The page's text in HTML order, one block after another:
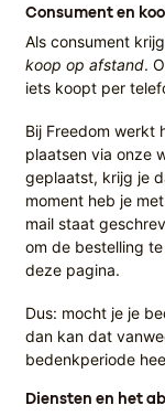
Consument en
Als consument
koop op afstand.
iets koopt per
Bij Freedom werkt
plaatsen via onze
geplaatst, krijg je
moment heb je
mail staat
om de bestelling
deze pagina.
Dus: mocht je je
dan kan dat
bedenkperiode
Diensten en het